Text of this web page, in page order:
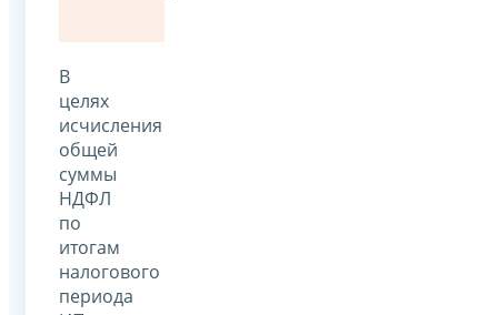
В
целях
исчисления
общей
суммы
НДФЛ
по
итогам
налогового
периода